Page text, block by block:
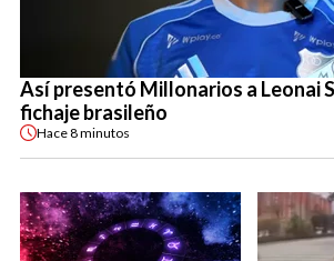
Así presentó Millonarios a Leonai
fichaje brasileño
Hace8 minutos